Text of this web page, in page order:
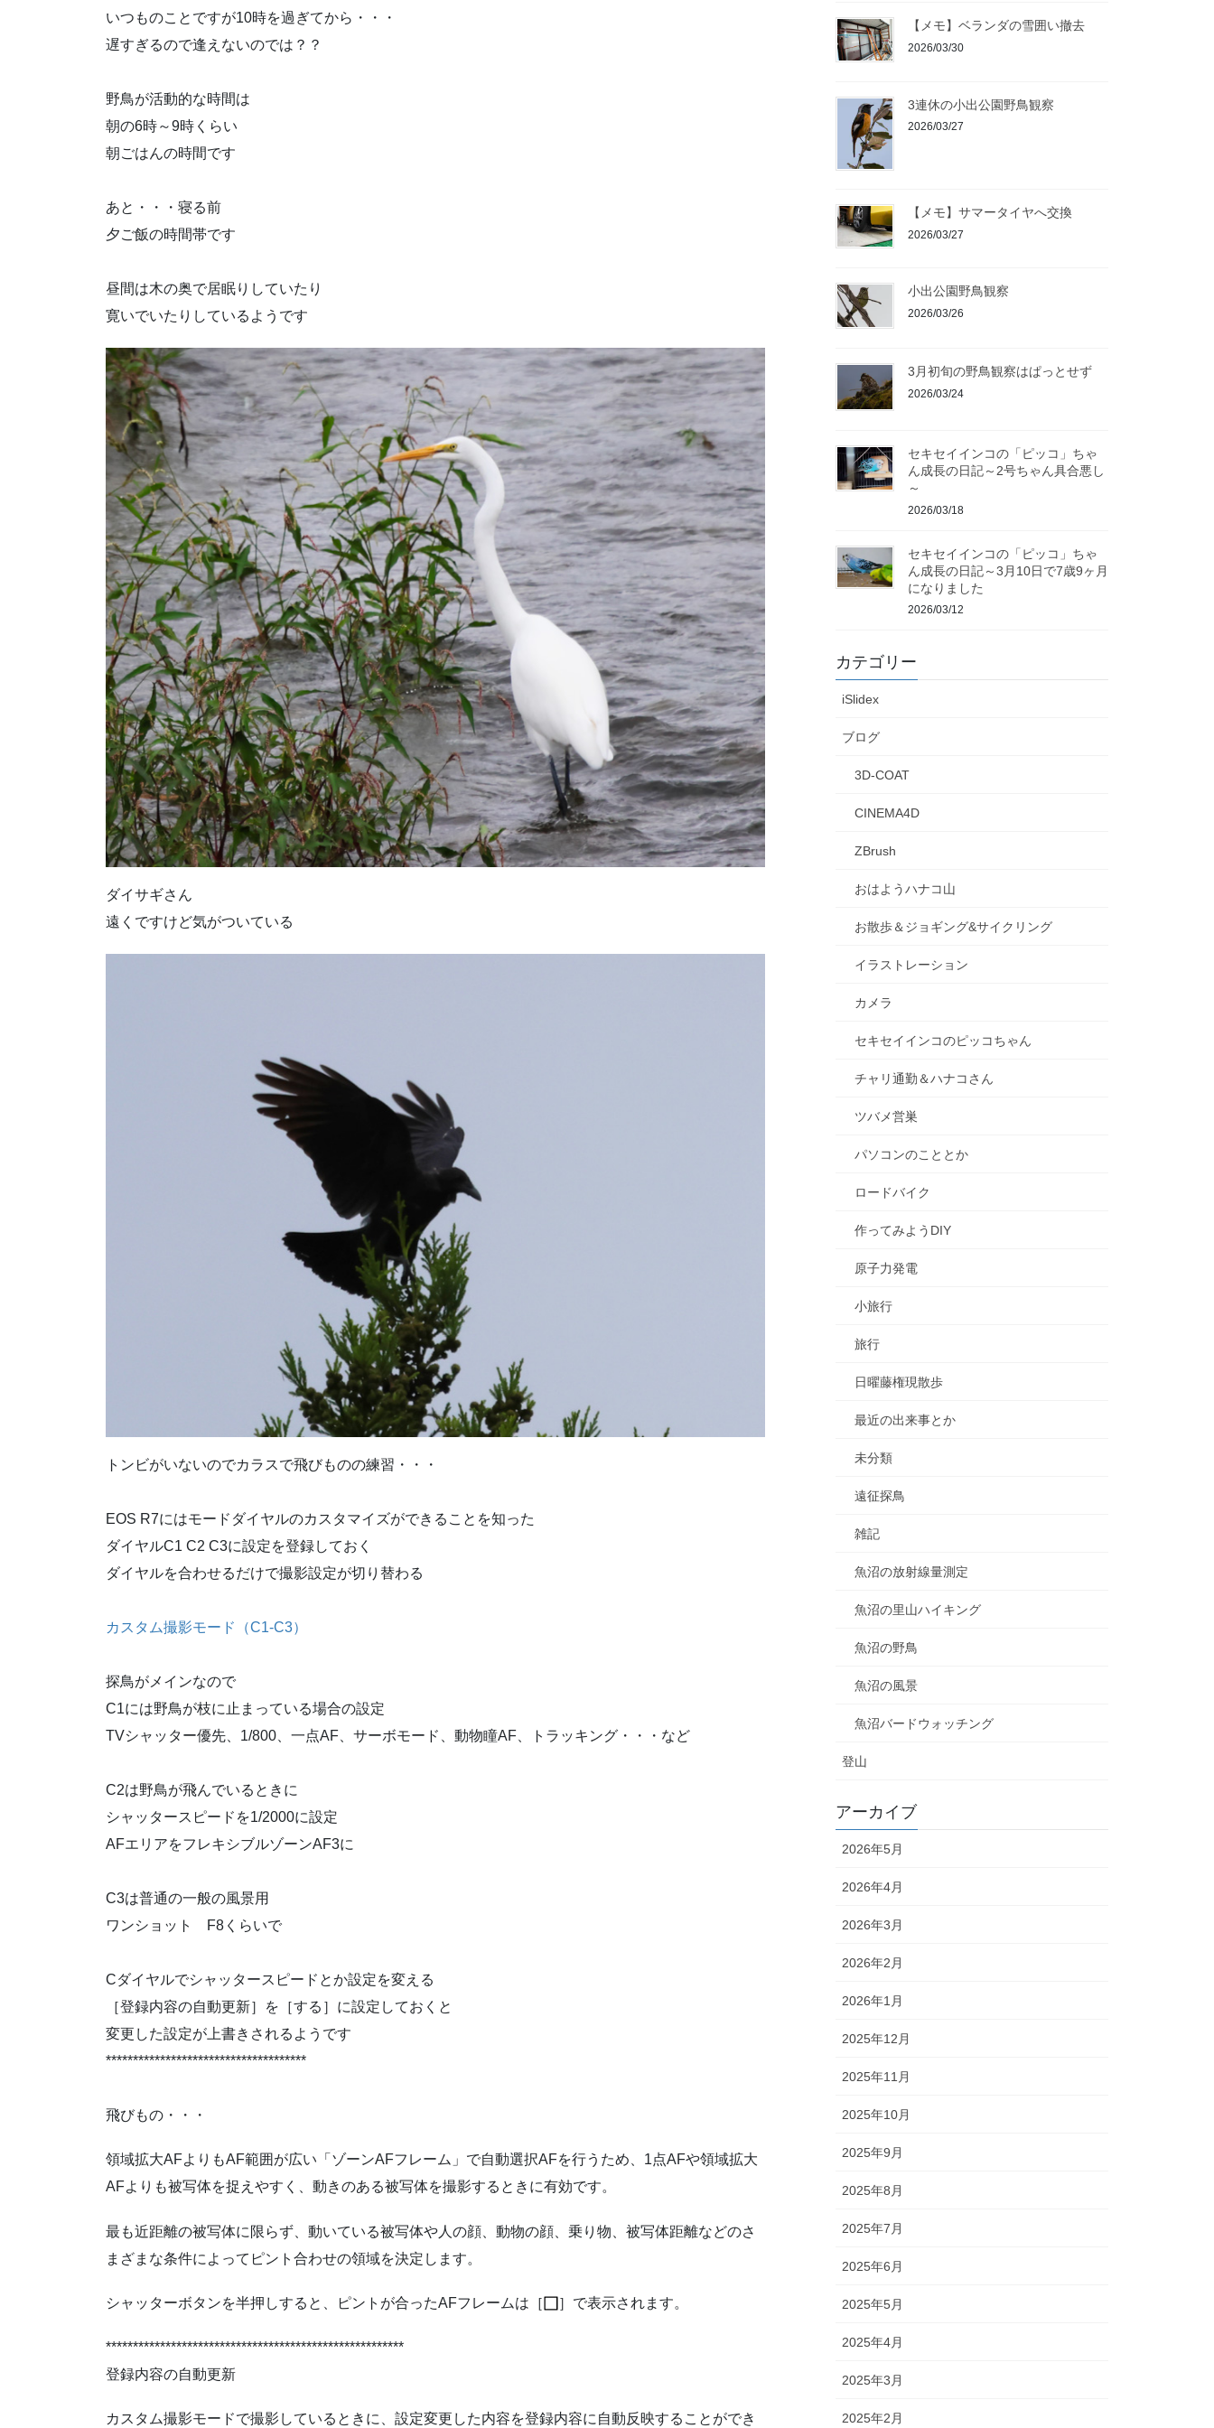
いつものことですが10時を過ぎてから・・・
遅すぎるので逢えないのでは？？
野鳥が活動的な時間は
朝の6時～9時くらい
朝ごはんの時間です
あと・・・寝る前
夕ご飯の時間帯です
昼間は木の奥で居眠りしていたり
寛いでいたりしているようです
ダイサギさん
遠くですけど気がついている
トンビがいないのでカラスで飛びものの練習・・・
EOS R7にはモードダイヤルのカスタマイズができることを知った
ダイヤルC1 C2 C3に設定を登録しておく
ダイヤルを合わせるだけで撮影設定が切り替わる
カスタム撮影モード（C1-C3）
探鳥がメインなので
C1には野鳥が枝に止まっている場合の設定
TVシャッター優先、1/800、一点AF、サーボモード、動物瞳AF、トラッキング・・・など
C2は野鳥が飛んでいるときに
シャッタースピードを1/2000に設定
AFエリアをフレキシブルゾーンAF3に
C3は普通の一般の風景用
ワンショット F8くらいで
Cダイヤルでシャッタースピードとか設定を変える
［登録内容の自動更新］を［する］に設定しておくと
変更した設定が上書きされるようです
*************************************
飛びもの・・・
領域拡大AFよりもAF範囲が広い「ゾーンAFフレーム」で自動選択AFを行うため、1点AFや領域拡大
AFよりも被写体を捉えやすく、動きのある被写体を撮影するときに有効です。
最も近距離の被写体に限らず、動いている被写体や人の顔、動物の顔、乗り物、被写体距離などのさ
まざまな条件によってピント合わせの領域を決定します。
シャッターボタンを半押しすると、ピントが合ったAFフレームは［ ］で表示されます。
*******************************************************
登録内容の自動更新
カスタム撮影モードで撮影しているときに、設定変更した内容を登録内容に自動反映することができ
【メモ】ベランダの雪囲い撤去
2026/03/30
3連休の小出公園野鳥観察
2026/03/27
【メモ】サマータイヤへ交換
2026/03/27
小出公園野鳥観察
2026/03/26
3月初旬の野鳥観察はぱっとせず
2026/03/24
セキセイインコの「ピッコ」ちゃ
ん成長の日記～2号ちゃん具合悪し
～
2026/03/18
セキセイインコの「ピッコ」ちゃ
ん成長の日記～3月10日で7歳9ヶ月
になりました
2026/03/12
カテゴリー
iSlidex
ブログ
3D-COAT
CINEMA4D
ZBrush
おはようハナコ山
お散歩＆ジョギング&サイクリング
イラストレーション
カメラ
セキセイインコのピッコちゃん
チャリ通勤＆ハナコさん
ツバメ営巣
パソコンのこととか
ロードバイク
作ってみようDIY
原子力発電
小旅行
旅行
日曜藤権現散歩
最近の出来事とか
未分類
遠征探鳥
雑記
魚沼の放射線量測定
魚沼の里山ハイキング
魚沼の野鳥
魚沼の風景
魚沼バードウォッチング
登山
アーカイブ
2026年5月
2026年4月
2026年3月
2026年2月
2026年1月
2025年12月
2025年11月
2025年10月
2025年9月
2025年8月
2025年7月
2025年6月
2025年5月
2025年4月
2025年3月
2025年2月